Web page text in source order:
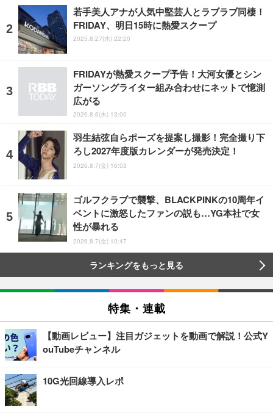
若手美人アナが人気中堅芸人とラブラブ同棲！
FRIDAY、明日15時に熱愛スクープ
2025.8.27(水) 22:20
FRIDAYが熱愛スクープ予告！大河女優とシン
ガーソングライター組み合わせにネットで憶測
広がる
2026.8.6(木) 13:00
羽生結弦自らポーズを提案し撮影！完全撮り下
ろし2027年度版カレンダーが発売決定！
2026.8.7(金) 16:03
ゴルフクラブで襲撃、BLACKPINKの10周年イ
ベントに激怒したファンの説も…YG本社で女
性が暴れる
2026.8.7(金) 10:47
ランキングをもっと見る
特集・連載
【動画レビュー】注目ガジェットを動画で解説！公式Y
ouTubeチャンネル
10G光回線導入レポ